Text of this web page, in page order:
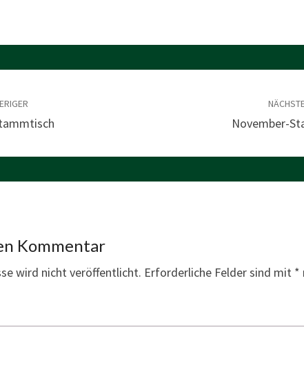
November-
Kommentar
wird nicht veröffentlicht. Erforderliche Felder sind mit *